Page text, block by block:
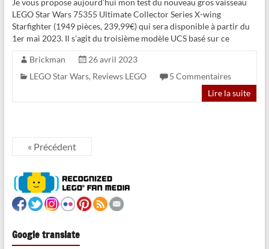
Je vous propose aujourd’hui mon test du nouveau gros vaisseau
LEGO Star Wars 75355 Ultimate Collector Series X-wing
Starfighter (1949 pièces, 239,99€) qui sera disponible à partir du
1er mai 2023. Il s’agit du troisième modèle UCS basé sur ce
Brickman
26 avril 2023
LEGO Star Wars, Reviews LEGO
5 Commentaires
Lire la suite
« Précédent
Google translate